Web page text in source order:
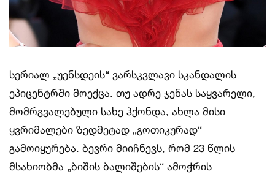
სერიალ „უენსდეის“ ვარსკვლავი სკანდალის
ეპიცენტრში მოექცა. თუ ადრე ჯენას საყვარელი,
მომრგვალებული სახე ჰქონდა, ახლა მისი
ყვრიმალები ზედმეტად „გოთიკურად“
გამოიყურება. ბევრი მიიჩნევს, რომ 23 წლის
მსახიობმა „ბიშის ბალიშების“ ამოჭრის